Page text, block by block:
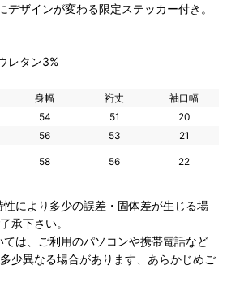
デザインが変わる限定ステッカー付き。
レタン3%
身幅 裄丈
袖口幅
54 51
20
56 53
21
58 56 22
により多少の誤差・固体差が生じる場
承下さい。
は、ご利用のパソコンや携帯電話など
少異なる場合があります、あらかじめご